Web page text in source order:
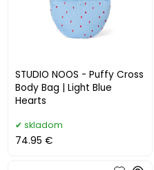
STUDIO NOOS - Puffy Cross
Body Bag | Light Blue
Hearts
skladom
74.95 €